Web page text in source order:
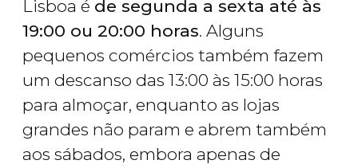
Lisboa é de segunda a sexta até às
19:00 ou 20:00 horas. Alguns
pequenos comércios também fazem
um descanso das 13:00 às 15:00 horas
para almoçar, enquanto as lojas
grandes não param e abrem também
aos sábados, embora apenas de